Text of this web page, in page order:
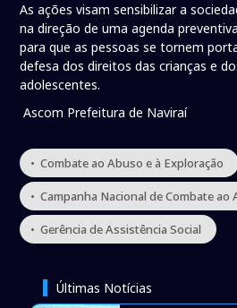
As ações visam sensibilizar a
na direção de uma agenda
para que as pessoas se tornem
defesa dos direitos das crianças e
adolescentes.
Ascom Prefeitura de Naviraí
• Combate ao Abuso e à Exploração
• Campanha Nacional de Combate ao
• Gerência de Assistência Social
Últimas Notícias